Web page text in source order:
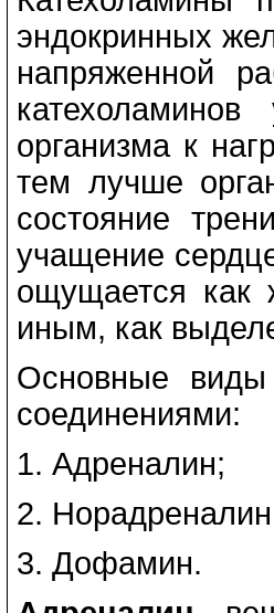
эндокринных
напряженной
организма к
тем лучше
состояние
учащение
ощущается как
иным, как
Основные виды
соединениями:
1. Адреналин;
2.
3. Дофамин.